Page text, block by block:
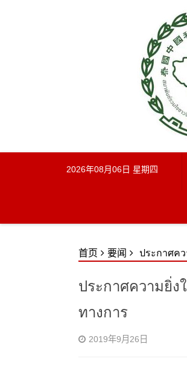
2026年08月06日 星期四
首页 要闻 ประกาศค
ประกาศความยิ่ง
ทางการ
2019年9月26日